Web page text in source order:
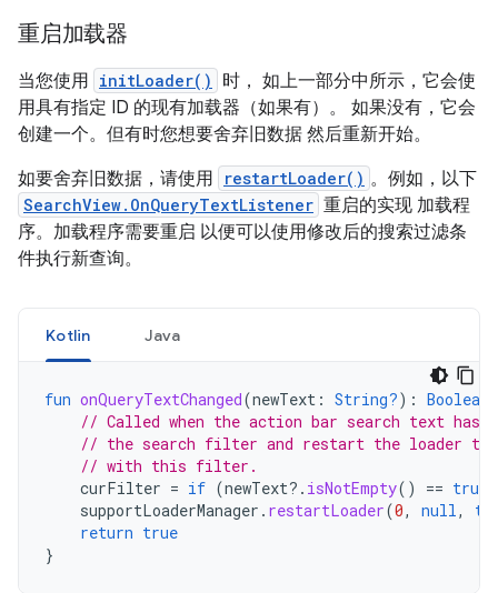
重启加载器
当您使用 initLoader()
时， 如上一部分中所示，它会使
用具有指定 ID 的现有加载器（如果有）。 如果没有，它会
创建一个。但有时您想要舍弃旧数据 然后重新开始。
如要舍弃旧数据，请使用
restartLoader() 。例如，以下
SearchView.OnQueryTextListener 重启的实现 加载程
序。加载程序需要重启 以便可以使用修改后的搜索过滤条
件执行新查询。
Kotlin Java
fun onQueryTextChanged(newText : String?): Boolean
// Called when the action bar search text has
// the search filter and restart the loader to
// with this filter.
curFilter = if (newText?. isNotEmpty() == true
supportLoaderManager . restartLoader(0, null,
return true
}